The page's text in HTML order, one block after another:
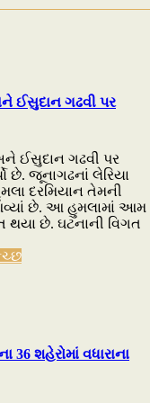
ઈસુદાન ગઢવી પર
ઈસુદાન ગઢવી પર
છે. જૂનાગઢનાં લેરિયા
દરમિયાન તેમની
છે. આ હુમલામાં આમ
થયા છે. ઘટનાની વિગત
શહેરોમાં વધારાના